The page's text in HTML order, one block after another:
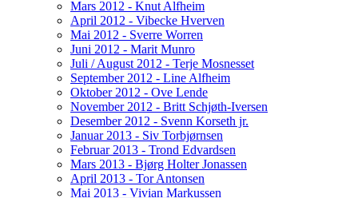
Mars 2012 - Knut Alfheim
April 2012 - Vibecke Hverven
Mai 2012 - Sverre Worren
Juni 2012 - Marit Munro
Juli / August 2012 - Terje Mosnesset
September 2012 - Line Alfheim
Oktober 2012 - Ove Lende
November 2012 - Britt Schjøth-Iversen
Desember 2012 - Svenn Korseth jr.
Januar 2013 - Siv Torbjørnsen
Februar 2013 - Trond Edvardsen
Mars 2013 - Bjørg Holter Jonassen
April 2013 - Tor Antonsen
Mai 2013 - Vivian Markussen